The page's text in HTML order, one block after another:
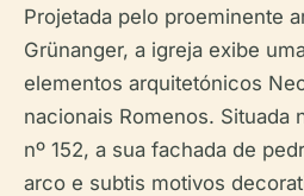
Projetada pelo proeminente
Grünanger, a igreja exibe
elementos arquitetónicos
nacionais Romenos. Situada
nº 152, a sua fachada de
arco e subtis motivos